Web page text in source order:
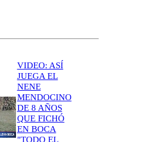
VIDEO: ASÍ
JUEGA EL
NENE
MENDOCINO
DE 8 AÑOS
QUE FICHÓ
EN BOCA
"TODO EL